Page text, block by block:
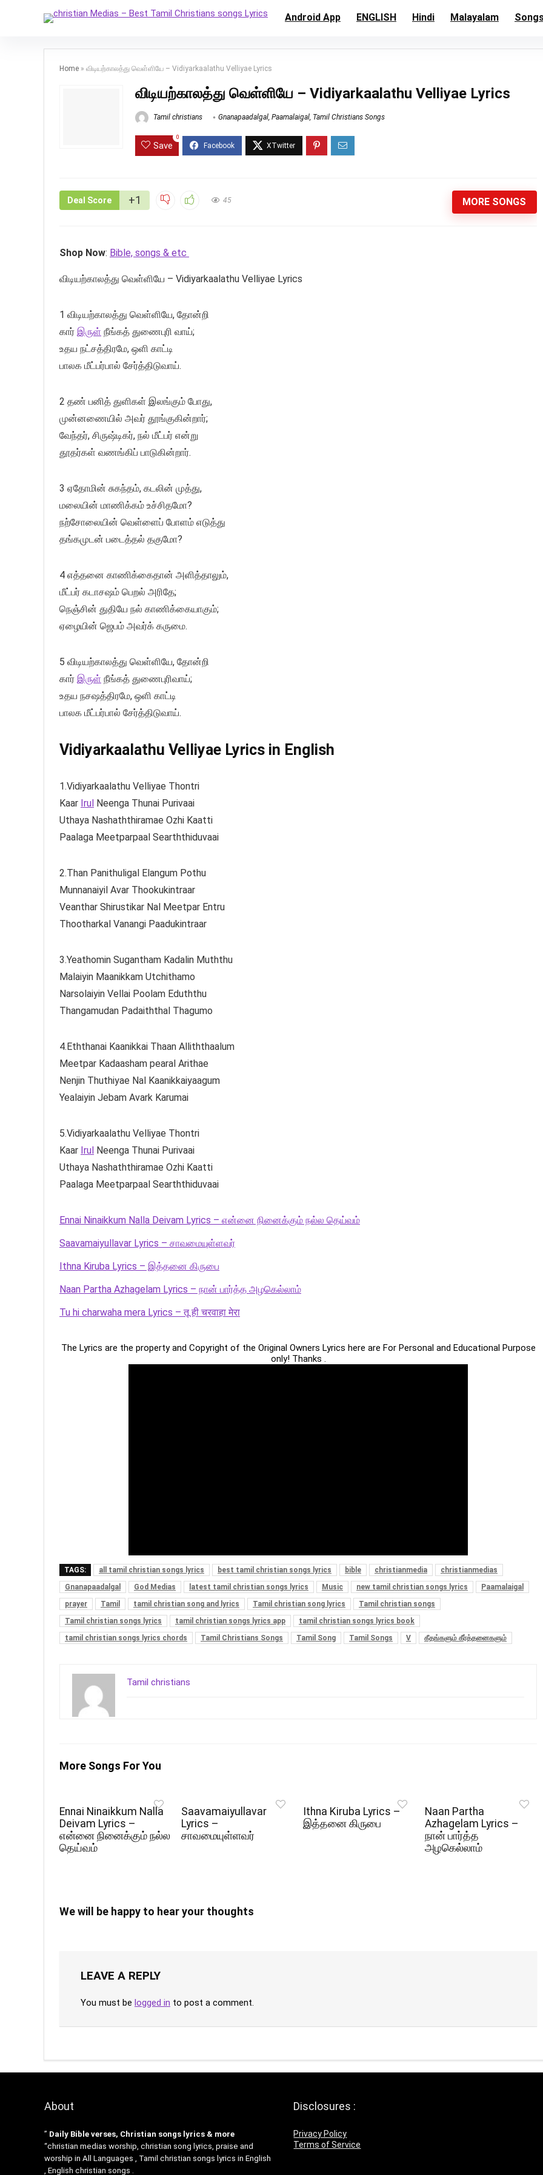
Android App ENGLISH Hindi Malayalam
Home » விடியற்காலத்து வெள்ளியே – Vidiyarkaalathu Velliyae Lyrics
விடியற்காலத்து வெள்ளியே – Vidiyarkaalathu Velliyae Lyrics
Tamil christians Gnanapaadalgal, Paamalaigal, Tamil Christians Songs
Save
0
Deal Score +1 45 MORE SONGS
Shop Now: Bible, songs & etc
விடியற்காலத்து வெள்ளியே – Vidiyarkaalathu Velliyae Lyrics
1 விடியற்காலத்து வெள்ளியே, தோன்றி
கார் இருள் நீங்கத் துணைபுரி வாய்;
உதய நட்சத்திரமே, ஒளி காட்டி
பாலக மீட்பர்பால் சேர்த்திடுவாய்.
2 தண் பனித் துளிகள் இலங்கும் போது,
முன்னணையில் அவர் தூங்குகின்றார்;
வேந்தர், சிருஷ்டிகர், நல் மீட்பர் என்று
தூதர்கள் வணங்கிப் பாடுகின்றார்.
3 ஏதோமின் சுகந்தம், கடலின் முத்து,
மலையின் மாணிக்கம் உச்சிதமோ?
நற்சோலையின் வெள்ளைப் போளம் எடுத்து
தங்கமுடன் படைத்தல் தகுமோ?
4 எத்தனை காணிக்கைதான் அளித்தாலும்,
மீட்பர் கடாசஷம் பெறல் அரிதே;
நெஞ்சின் துதியே நல் காணிக்கையாகும்;
ஏழையின் ஜெபம் அவர்க் கருமை.
5 விடியற்காலத்து வெள்ளியே, தோன்றி
கார் இருள் நீங்கத் துணைபுரிவாய்;
உதய நசஷத்திரமே, ஒளி காட்டி
பாலக மீட்பர்பால் சேர்த்திடுவாய்.
Vidiyarkaalathu Velliyae Lyrics in English
1.Vidiyarkaalathu Velliyae Thontri
Kaar Irul Neenga Thunai Purivaai
Uthaya Nashaththiramae Ozhi Kaatti
Paalaga Meetparpaal Searththiduvaai
2.Than Panithuligal Elangum Pothu
Munnanaiyil Avar Thookukintraar
Veanthar Shirustikar Nal Meetpar Entru
Thootharkal Vanangi Paadukintraar
3.Yeathomin Sugantham Kadalin Muththu
Malaiyin Maanikkam Utchithamo
Narsolaiyin Vellai Poolam Eduththu
Thangamudan Padaiththal Thagumo
4.Eththanai Kaanikkai Thaan Alliththaalum
Meetpar Kadaasham pearal Arithae
Nenjin Thuthiyae Nal Kaanikkaiyaagum
Yealaiyin Jebam Avark Karumai
5.Vidiyarkaalathu Velliyae Thontri
Kaar Irul Neenga Thunai Purivaai
Uthaya Nashaththiramae Ozhi Kaatti
Paalaga Meetparpaal Searththiduvaai
Ennai Ninaikkum Nalla Deivam Lyrics – என்னை நினைக்கும் நல்ல தெய்வம்
Saavamaiyullavar Lyrics – சாவமையுள்ளவர்
Ithna Kiruba Lyrics – இத்தனை கிருபை
Naan Partha Azhagelam Lyrics – நான் பார்த்த அழகெல்லாம்
Tu hi charwaha mera Lyrics – तू ही चरवाहा मेरा
The Lyrics are the property and Copyright of the Original Owners Lyrics here are For Personal and Educational Purpose
only! Thanks .
TAGS: all tamil christian songs lyrics best tamil christian songs lyrics bible christianmedia
christianmedias
Gnanapaadalgal
God Medias latest tamil christian songs lyrics Music new tamil christian songs lyrics
Paamalaigal
prayer
Tamil tamil christian song and lyrics Tamil christian song lyrics
Tamil christian songs
Tamil christian songs lyrics
tamil christian songs lyrics app
tamil christian songs lyrics book
tamil christian songs lyrics chords
Tamil Christians Songs Tamil Song Tamil Songs V கீதங்களும் கீர்த்தனைகளும்
Tamil christians
More Songs For You
Ennai Ninaikkum Nalla
Deivam Lyrics –
என்னை நினைக்கும் நல்ல
தெய்வம்
Saavamaiyullavar
Lyrics –
சாவமையுள்ளவர்
Ithna Kiruba Lyrics –
இத்தனை கிருபை
Naan Partha
Azhagelam Lyrics –
நான் பார்த்த
அழகெல்லாம்
We will be happy to hear your thoughts
LEAVE A REPLY
You must be logged in to post a comment.
About
” Daily Bible verses, Christian songs lyrics & more
“christian medias worship, christian song lyrics, praise and
worship in All Languages , Tamil christian songs lyrics in English
, English christian songs .
Disclosures :
Privacy Policy
Terms of Service